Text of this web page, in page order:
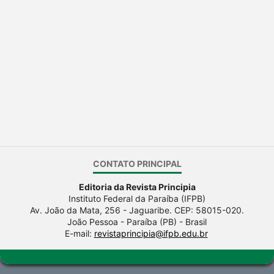
CONTATO PRINCIPAL
Editoria da Revista Principia
Instituto Federal da Paraíba (IFPB)
Av. João da Mata, 256 - Jaguaribe. CEP: 58015-020.
João Pessoa - Paraíba (PB) - Brasil
E-mail: revistaprincipia@ifpb.edu.br